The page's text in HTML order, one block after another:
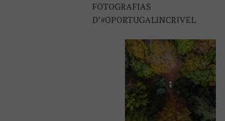
FOTOGRAFIAS
D’#OPORTUGALINCRIVEL